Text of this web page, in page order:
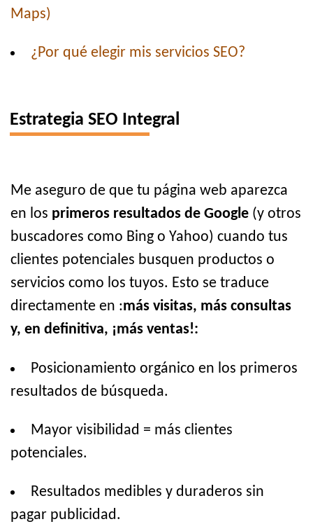
Maps)
¿Por qué elegir mis servicios SEO?
Estrategia SEO Integral
Me aseguro de que tu página web aparezca
en los primeros resultados de Google (y otros
buscadores como Bing o Yahoo) cuando tus
clientes potenciales busquen productos o
servicios como los tuyos. Esto se traduce
directamente en :más visitas, más consultas
y, en definitiva, ¡más ventas!:
Posicionamiento orgánico en los primeros
resultados de búsqueda.
Mayor visibilidad = más clientes
potenciales.
Resultados medibles y duraderos sin
pagar publicidad.